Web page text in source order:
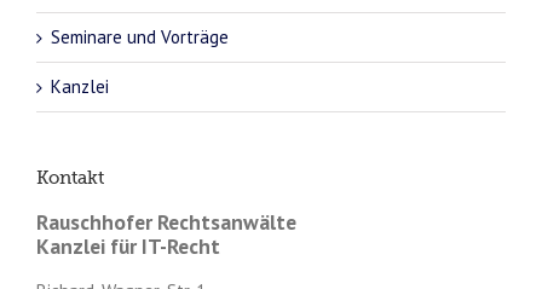
Seminare und Vorträge
Kanzlei
Kontakt
Rauschhofer Rechtsanwälte
Kanzlei für IT-Recht